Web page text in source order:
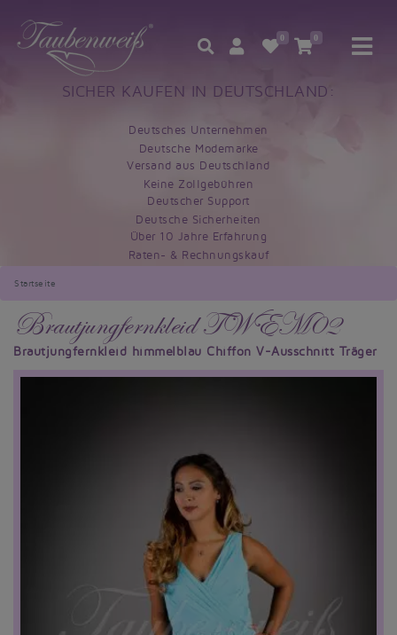
0 0
SICHER KAUFEN IN DEUTSCHLAND:
Deutsches Unternehmen
Deutsche Modemarke
Versand aus Deutschland
Keine Zollgebühren
Deutscher Support
Deutsche Sicherheiten
Über 10 Jahre Erfahrung
Raten- & Rechnungskauf
Startseite
Brautjungfernkleid TWEM02
Brautjungfernkleid himmelblau Chiffon V-Ausschnitt Träger